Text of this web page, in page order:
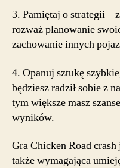
3. Pamiętaj o strategii –
rozważ planowanie
zachowanie innych
4. Opanuj sztukę
będziesz radził sobie z
tym większe masz
wyników.
Gra Chicken Road
także wymagająca